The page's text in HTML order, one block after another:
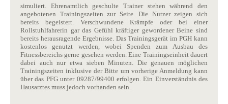
simuliert. Ehrenamtlich geschulte Trainer stehen während den
angebotenen Trainingszeiten zur Seite. Die Nutzer zeigen sich
bereits begeistert. Verschwundene Krämpfe oder bei einer
Rollstuhlfahrerin gar das Gefühl kräftiger gewordener Beine sind
bereits herausragende Ergebnisse. Das Trainingsgerät im PGH kann
kostenlos genutzt werden, wobei Spenden zum Ausbau des
Fitnessbereichs gerne gesehen werden. Eine Trainingseinheit dauert
dabei auch nur etwa sieben Minuten. Die genauen möglichen
Trainingszeiten inklusive der Bitte um vorherige Anmeldung kann
über das PFG unter 09287/99400 erfolgen. Ein Einverständnis des
Hausarztes muss jedoch vorhanden sein.